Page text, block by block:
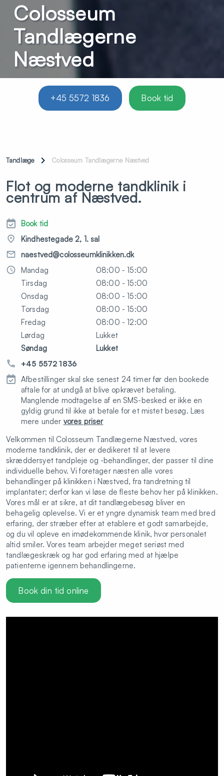
Colosseum
Tandlægerne
Næstved
+45 5572 1836 Book tid
Tandlæge Colosseum Tandlægerne Næstved
Flot og moderne tandklinik i
centrum af Næstved.
Book tid
Kindhestegade 2, 1. sal
naestved@colosseumklinikken.dk
Mandag
08:00 - 15:00
Tirsdag
08:00 - 15:00
Onsdag
08:00 - 15:00
Torsdag
08:00 - 15:00
Fredag
08:00 - 12:00
Lørdag
Lukket
Søndag
Lukket
+45 5572 1836
Afbestillinger skal ske senest 24 timer før den bookede
aftale for at undgå at blive opkrævet betaling.
Manglende modtagelse af en SMS-besked er ikke en
gyldig grund til ikke at betale for et mistet besøg. Læs
mere under vores priser
Velkommen til Colosseum Tandlægerne Næstved, vores
moderne tandklinik, der er dedikeret til at levere
skræddersyet tandpleje og -behandlinger, der passer til dine
individuelle behov. Vi foretager næsten alle vores
behandlinger på klinikken i Næstved, fra tandretning til
implantater; derfor kan vi løse de fleste behov her på klinikken.
Vores mål er at sikre, at dit tandlægebesøg bliver en
behagelig oplevelse. Vi er et yngre dynamisk team med bred
erfaring, der stræber efter at etablere et godt samarbejde,
og du vil opleve en imødekommende klinik, hvor personalet
altid smiler. Vores team arbejder meget seriøst med
tandlægeskræk og har god erfaring med at hjælpe
patienterne igennem behandlingerne.
Book din tid online